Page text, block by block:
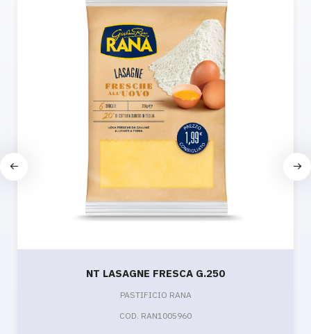
NT LASAGNE FRESCA G.250
PASTIFICIO RANA
COD. RAN1005960